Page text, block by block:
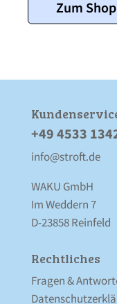
Zum Shop
+49 4533
info@stroft.de
WAKU GmbH
Im Weddern 7
D-23858 Reinfeld
Rechtliches
Fragen &